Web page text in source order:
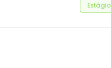
Estágio